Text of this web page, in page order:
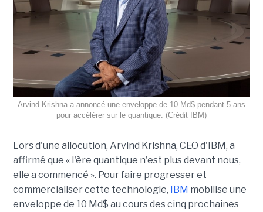
Arvind Krishna a annoncé une enveloppe de 10 Md$ pendant 5 ans
pour accélérer sur le quantique. (Crédit IBM)
Lors d'une allocution, Arvind Krishna, CEO d'IBM, a
affirmé que « l'ère quantique n'est plus devant nous,
elle a commencé ». Pour faire progresser et
commercialiser cette technologie, IBM mobilise une
enveloppe de 10 Md$ au cours des cinq prochaines